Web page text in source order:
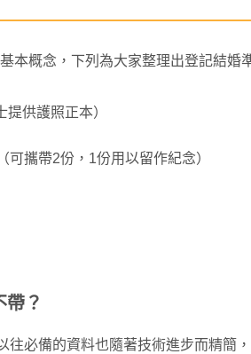
本概念，下列為大家整理出登記結婚
供護照正本）
攜帶2份，1份用以留作紀念）
帶？
往必備的資料也隨著技術進步而精簡